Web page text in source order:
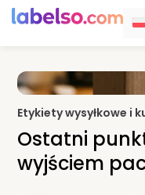
Etykiety wysyłkowe i
Ostatni
wyjściem